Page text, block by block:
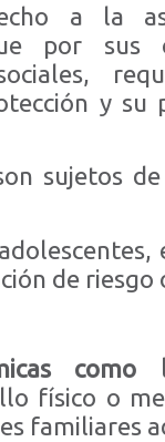
a la
por sus
y su
sujetos
de riesgo
físico o
familiares